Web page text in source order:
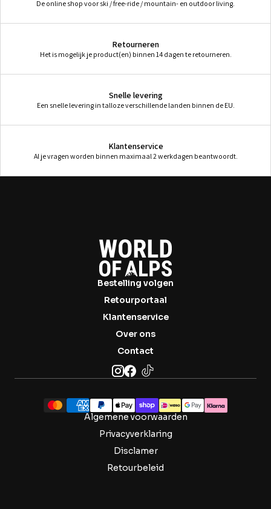
De online shop voor ski / free-ride / mountain- en outdoor living.
Retourneren
Het is mogelijk je product(en) binnen 14 dagen te retourneren.
Snelle levering
Een snelle levering in talloze verschillende landen binnen de EU.
Klantenservice
Al je vragen worden binnen maximaal 2 werkdagen beantwoordt.
Bestelling volgen
Retourportaal
Klantenservice
Over ons
Contact
Algemene voorwaarden
Privacyverklaring
Disclamer
Retourbeleid